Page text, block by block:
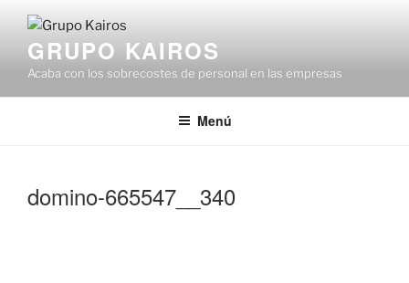
contenidoGRUPO KAIROS
Acaba con los sobrecostes de personal en las empresas
Menú
domino-665547__340